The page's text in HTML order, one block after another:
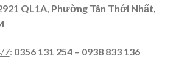
QL1A, Phường Tân Thới Nhất,
7: 0356 131 254 – 0938 833 136